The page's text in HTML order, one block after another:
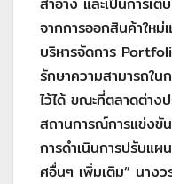
จากการออกสินค้าใหม่
บริหารจัดการ
รักษาความสามารถใน
ไว้ได้ ขณะที่ตลาดต่าง
สถานการณ์การแข่งขั
การดำเนินการปรับแผ
ศอื่นๆ เพิ่มเติม” นาง